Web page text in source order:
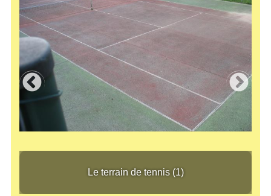
Le terrain de tennis (1)
Le terrain de tennis (1)
Le